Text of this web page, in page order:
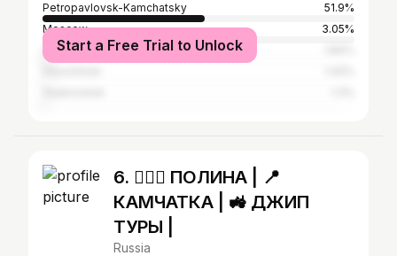
Petropavlovsk-Kamchatsky
51.9%
Moscow
3.05%
Saint Petersburg
Start a Free Trial to Unlock
6. 🙋🏻‍♀️ ПОЛИНА | 📍
КАМЧАТКА | 🚜 ДЖИП
ТУРЫ |
Russia